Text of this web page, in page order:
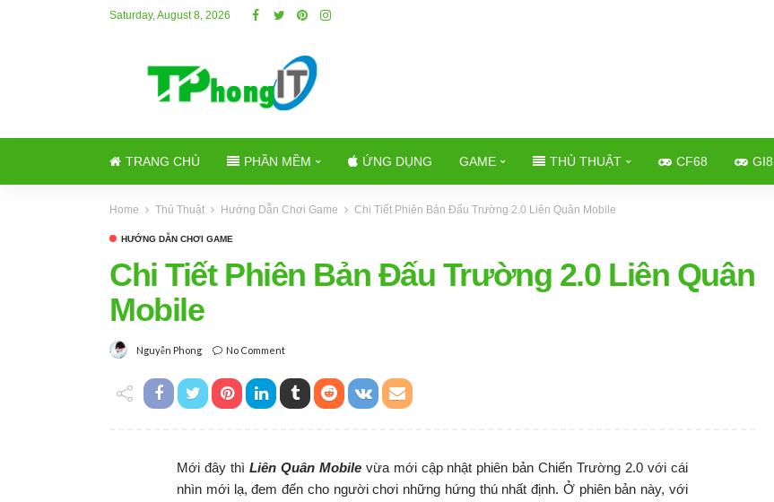
Saturday, August 8, 2026
TRANG CHỦ PHẦN MỀM ỨNG DỤNG GAME THỦ THUẬT CF68 GI8
Home Thủ Thuật Hướng Dẫn Chơi Game Chi Tiết Phiên Bản Đấu Trường 2.0 Liên Quân Mobile
HƯỚNG DẪN CHƠI GAME
Chi Tiết Phiên Bản Đấu Trường 2.0 Liên Quân
Mobile
Nguyễn Phong No Comment
Mới đây thì Liên Quân Mobilevừa mới cập nhật phiên bản Chiến Trường 2.0 với cái
nhìn mới lạ, đem đến cho người chơi những hứng thú nhất định. Ở phiên bản này, với